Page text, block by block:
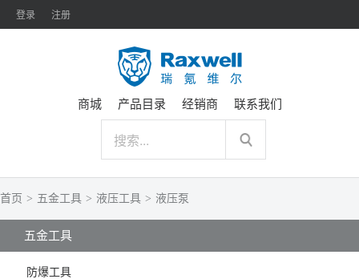
登录 注册
商城 产品目录 经销商 联系我们
首页 > 五金工具 > 液压工具 > 液压泵
五金工具
防爆工具